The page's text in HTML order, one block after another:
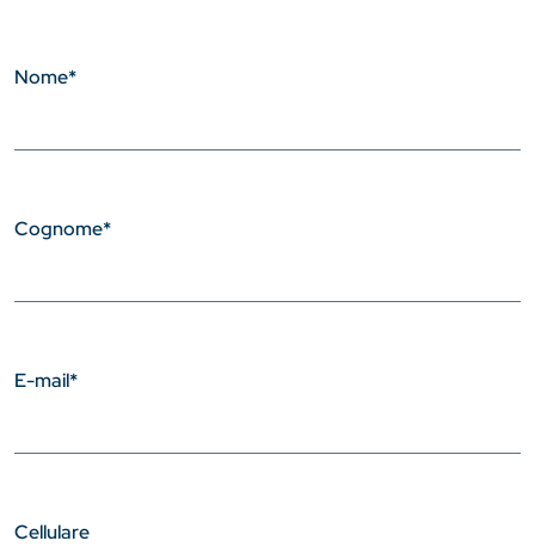
Nome*
Cognome*
E-mail*
Cellulare